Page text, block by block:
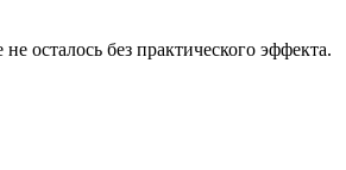
осталось без практического эффекта.